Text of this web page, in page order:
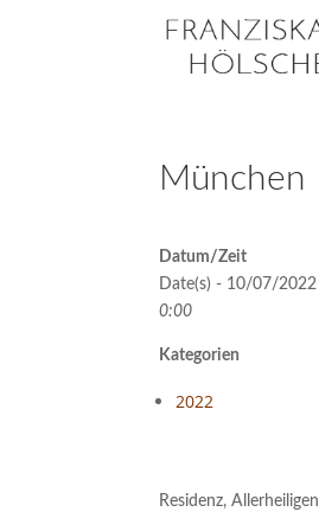
München
Datum/Zeit
Date(s) - 10/07/2022
0:00
Kategorien
2022
Residenz,